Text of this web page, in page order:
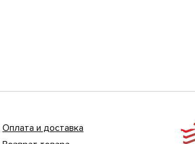
Оплата и доставка